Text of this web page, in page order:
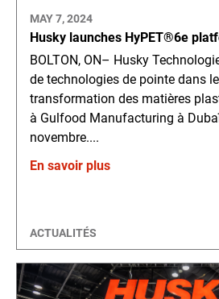
MAY 7, 2024
Husky launches HyPET®6e
BOLTON, ON– Husky
de technologies de pointe dans
transformation des matières
à Gulfood Manufacturing à
novembre....
En savoir plus
ACTUALITÉS